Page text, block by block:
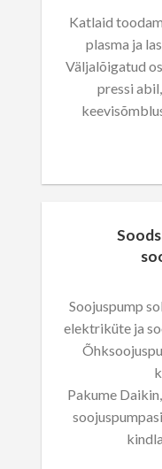
Katlaid
plasma ja
Väljalõigatud
pressi
Soojuspump
elektriküte ja
Pakume